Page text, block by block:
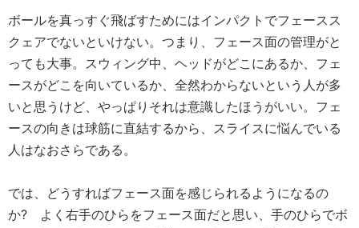
ボールを真っすぐ飛ばすためにはインパクトでフェースス
クェアでないといけない。つまり、フェース面の管理がと
っても大事。スウィング中、ヘッドがどこにあるか、フェ
ースがどこを向いているか、全然わからないという人が多
いと思うけど、やっぱりそれは意識したほうがいい。フェ
ースの向きは球筋に直結するから、スライスに悩んでいる
人はなおさらである。
では、どうすればフェース面を感じられるようになるの
か? よく右手のひらをフェース面だと思い、手のひらでボ